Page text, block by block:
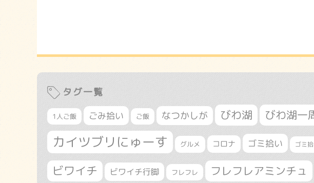
タグ一覧
1人ご飯 ごみ拾い ご飯 なつかしが びわ湖 びわ湖一
カイツブリにゅーす グルメ コロナ ゴミ拾い ゴミ
ビワイチ ビワイチ行脚 フレフレ フレフレアミンチュ